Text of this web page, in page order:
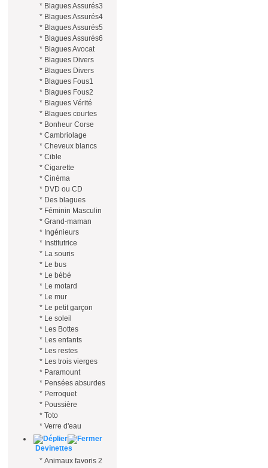
* Blagues Assurés3
* Blagues Assurés4
* Blagues Assurés5
* Blagues Assurés6
* Blagues Avocat
* Blagues Divers
* Blagues Divers
* Blagues Fous1
* Blagues Fous2
* Blagues Vérité
* Blagues courtes
* Bonheur Corse
* Cambriolage
* Cheveux blancs
* Cible
* Cigarette
* Cinéma
* DVD ou CD
* Des blagues
* Féminin Masculin
* Grand-maman
* Ingénieurs
* Institutrice
* La souris
* Le bus
* Le bébé
* Le motard
* Le mur
* Le petit garçon
* Le soleil
* Les Bottes
* Les enfants
* Les restes
* Les trois vierges
* Paramount
* Pensées absurdes
* Perroquet
* Poussière
* Toto
* Verre d'eau
Devinettes
* Animaux favoris 2